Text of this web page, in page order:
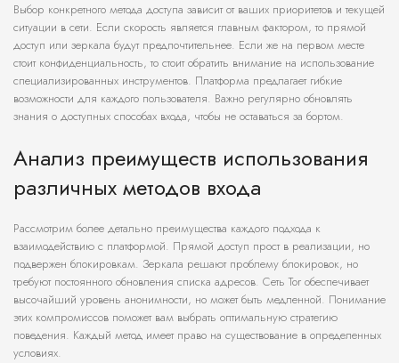
Выбор конкретного метода доступа зависит от ваших приоритетов и текущей
ситуации в сети. Если скорость является главным фактором, то прямой
доступ или зеркала будут предпочтительнее. Если же на первом месте
стоит конфиденциальность, то стоит обратить внимание на использование
специализированных инструментов. Платформа предлагает гибкие
возможности для каждого пользователя. Важно регулярно обновлять
знания о доступных способах входа, чтобы не оставаться за бортом.
Анализ преимуществ использования
различных методов входа
Рассмотрим более детально преимущества каждого подхода к
взаимодействию с платформой. Прямой доступ прост в реализации, но
подвержен блокировкам. Зеркала решают проблему блокировок, но
требуют постоянного обновления списка адресов. Сеть Tor обеспечивает
высочайший уровень анонимности, но может быть медленной. Понимание
этих компромиссов поможет вам выбрать оптимальную стратегию
поведения. Каждый метод имеет право на существование в определенных
условиях.